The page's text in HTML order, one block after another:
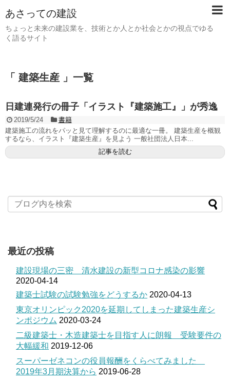
あさっての建設
ちょっと未来の建設業を、技術とか人とか社会とかの視点でゆる
く語るサイト
「 建築生産 」一覧
日建連発行の冊子「イラスト『建築施工』」が秀逸
2019/5/24
書籍
建築施工の流れをパッと見て理解するのに最適な一冊。 建築生産を概観
するなら、イラスト『建築生産』を見よう 一般社団法人日本...
記事を読む
最近の投稿
建設現場の三密 清水建設の新型コロナ感染の影響
2020-04-14
建築士試験の試験勉強をどうするか 2020-04-13
東京オリンピック2020を延期してしまった建築生産シ
ンポジウム 2020-03-24
二級建築士・木造建築士を目指す人に朗報 受験要件の
大幅緩和 2019-12-06
スーパーゼネコンの役員報酬をくらべてみました
2019年3月期決算から 2019-06-28